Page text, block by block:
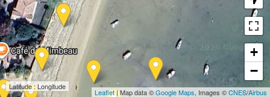
Latitude : Longitude
+
−
Leaflet| Map data ©Google Maps, Images ©CNES/Airbus